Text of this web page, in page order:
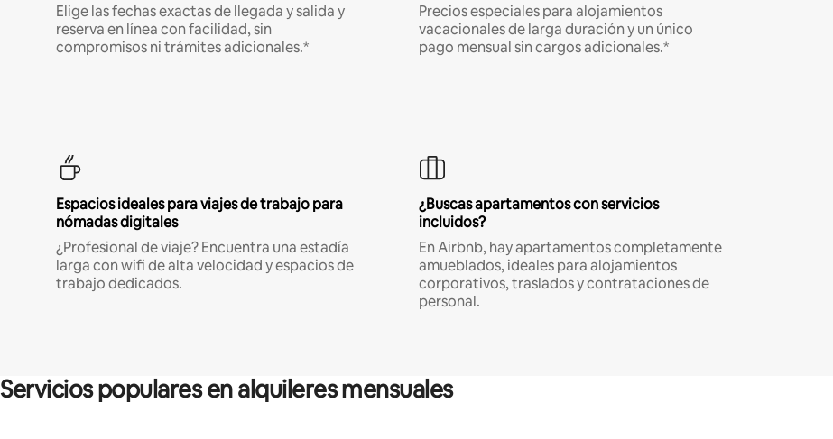
Elige las fechas exactas de llegada y salida y
reserva en línea con facilidad, sin
compromisos ni trámites adicionales.*
Precios especiales para alojamientos
vacacionales de larga duración y un único
pago mensual sin cargos adicionales.*
Espacios ideales para viajes de trabajo para
nómadas digitales
¿Profesional de viaje? Encuentra una estadía
larga con wifi de alta velocidad y espacios de
trabajo dedicados.
¿Buscas apartamentos con servicios
incluidos?
En Airbnb, hay apartamentos completamente
amueblados, ideales para alojamientos
corporativos, traslados y contrataciones de
personal.
Servicios populares en alquileres mensuales